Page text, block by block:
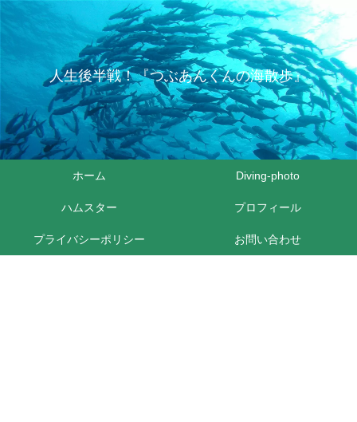
人生後半戦！『つぶあんくんの海散歩』
ホーム Diving-photo
ハムスター プロフィール
プライバシーポリシー お問い合わせ